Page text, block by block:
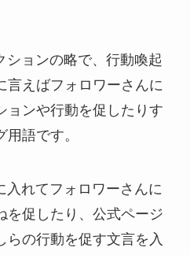
ションの略で、行動喚起
言えばフォロワーさんに
ョンや行動を促したりす
語です。
入れてフォロワーさんに
を促したり、公式ページ
らの行動を促す文言を入